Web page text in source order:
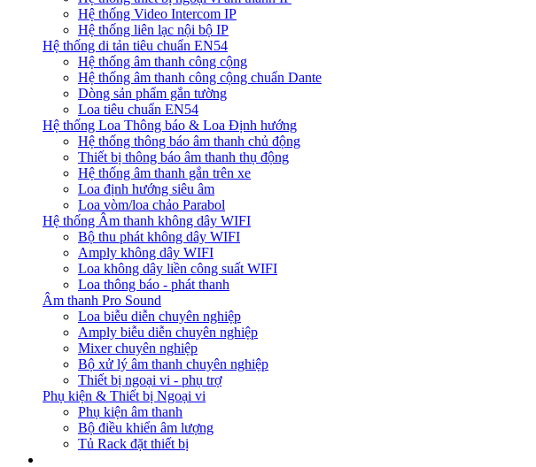
Hệ thống Video Intercom IP
Hệ thống liên lạc nội bộ IP
Hệ thống di tản tiêu chuẩn EN54
Hệ thống âm thanh công cộng
Hệ thống âm thanh công cộng chuẩn Dante
Dòng sản phẩm gắn tường
Loa tiêu chuẩn EN54
Hệ thống Loa Thông báo & Loa Định hướng
Hệ thống thông báo âm thanh chủ động
Thiết bị thông báo âm thanh thụ động
Hệ thống âm thanh gắn trên xe
Loa định hướng siêu âm
Loa vòm/loa chảo Parabol
Hệ thống Âm thanh không dây WIFI
Bộ thu phát không dây WIFI
Amply không dây WIFI
Loa không dây liền công suất WIFI
Loa thông báo - phát thanh
Âm thanh Pro Sound
Loa biễu diễn chuyên nghiệp
Amply biễu diễn chuyên nghiệp
Mixer chuyên nghiệp
Bộ xử lý âm thanh chuyên nghiệp
Thiết bị ngoại vi - phụ trợ
Phụ kiện & Thiết bị Ngoại vi
Phụ kiện âm thanh
Bộ điều khiển âm lượng
Tủ Rack đặt thiết bị